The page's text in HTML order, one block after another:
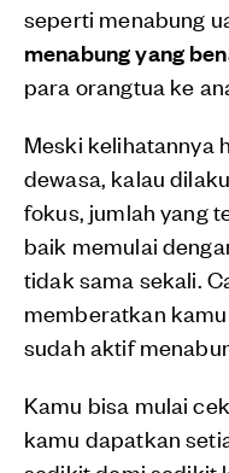
seperti menabung
menabung yang
para orangtua ke
Meski kelihatannya
dewasa, kalau
fokus, jumlah yang
baik memulai
tidak sama sekali.
memberatkan
sudah aktif
Kamu bisa mulai
kamu dapatkan